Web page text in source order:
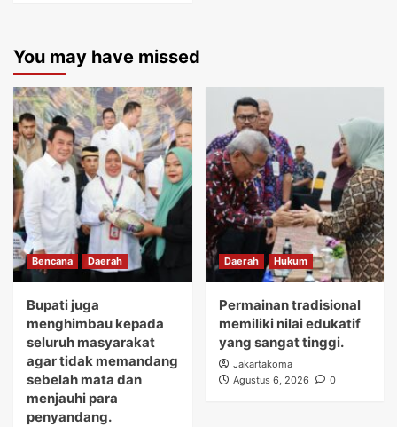
You may have missed
Bencana Daerah
Bupati juga
menghimbau kepada
seluruh masyarakat
agar tidak memandang
sebelah mata dan
menjauhi para
penyandang.
Daerah Hukum
Permainan tradisional
memiliki nilai edukatif
yang sangat tinggi.
Jakartakoma
Agustus 6, 2026
0